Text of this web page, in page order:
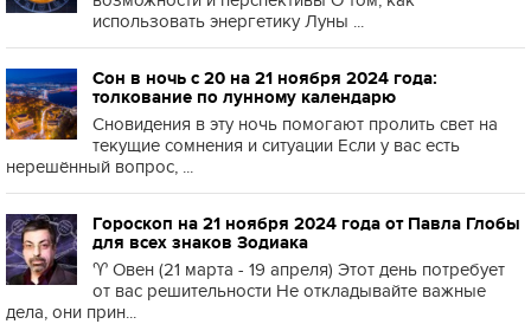
использовать энергетику Луны ...
Сон в ночь с 20 на 21 ноября 2024 года:
толкование по лунному календарю
Сновидения в эту ночь помогают пролить свет на
текущие сомнения и ситуации Если у вас есть
нерешённый вопрос, ...
Гороскоп на 21 ноября 2024 года от Павла Глобы
для всех знаков Зодиака
♈️ Овен (21 марта - 19 апреля) Этот день потребует
от вас решительности Не откладывайте важные
дела, они прин...